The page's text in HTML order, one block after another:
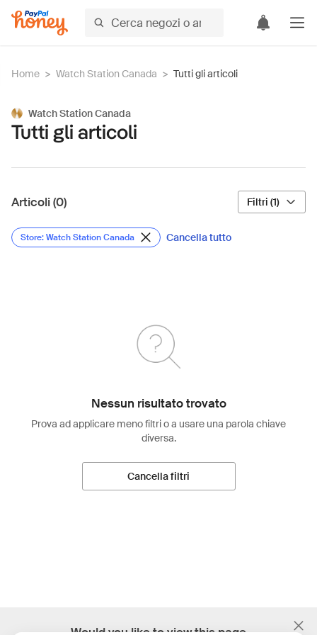
Home > Watch Station Canada > Tutti gli articoli
Watch Station Canada
Tutti gli articoli
Articoli (0) Filtri (1)
Store: Watch Station Canada Cancella tutto
Nessun risultato trovato
Prova ad applicare meno filtri o a usare una parola chiave
diversa.
Cancella filtri